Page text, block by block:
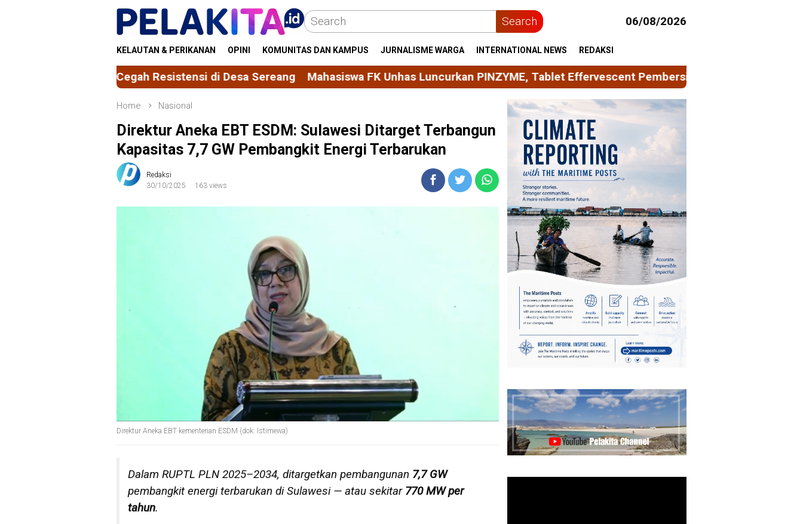
Skip
Search 06/08/2026
KELAUTAN & PERIKANAN OPINI KOMUNITAS DAN KAMPUS JURNALISME WARGA INTERNATIONAL NEWS REDAKSI
Resistensi di Desa Sereang Mahasiswa FK Unhas Luncurkan PINZYME, Tablet Effervescent Pembersih Peralatan Minum Berbasis Limbah Kulit
Home Nasional
Direktur Aneka EBT ESDM: Sulawesi Ditarget Terbangun
Kapasitas 7,7 GW Pembangkit Energi Terbarukan
Redaksi
30/10/2025
163 views
Direktur Aneka EBT kementerian ESDM (dok: Istimewa)
Dalam RUPTL PLN 2025–2034, ditargetkan pembangunan 7,7 GW
pembangkit energi terbarukan di Sulawesi — atau sekitar 770 MW per
tahun.